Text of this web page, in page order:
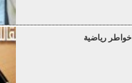
خواطر رياضية